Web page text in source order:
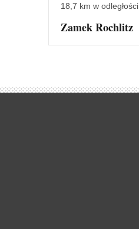
18,7 km w odległości
Zamek Rochlitz